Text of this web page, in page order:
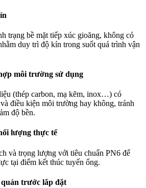
trạng bề mặt tiếp xúc gioăng, không có
duy trì độ kín trong suốt quá trình vận
môi trường sử dụng
(thép carbon, mạ kẽm, inox…) có
điều kiện môi trường hay không, tránh
độ bền.
lượng thực tế
và trọng lượng với tiêu chuẩn PN6 để
tại điểm kết thúc tuyến ống.
trước lắp đặt